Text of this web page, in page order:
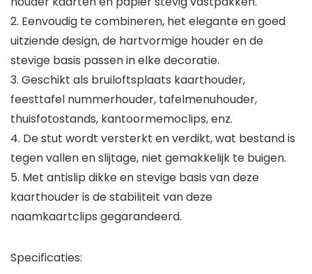
2. Eenvoudig te combineren, het elegante en goed
uitziende design, de hartvormige houder en de
stevige basis passen in elke decoratie.
3. Geschikt als bruiloftsplaats kaarthouder,
feesttafel nummerhouder, tafelmenuhouder,
thuisfotostands, kantoormemoclips, enz.
4. De stut wordt versterkt en verdikt, wat bestand is
tegen vallen en slijtage, niet gemakkelijk te buigen.
5. Met antislip dikke en stevige basis van deze
kaarthouder is de stabiliteit van deze
naamkaartclips gegarandeerd.
Specificaties: